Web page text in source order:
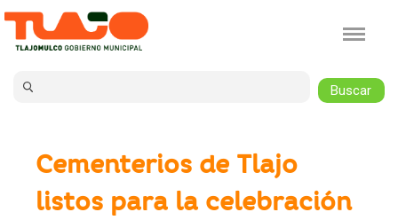
Jump to navigation
Cementerios de Tlajo
listos para la celebración